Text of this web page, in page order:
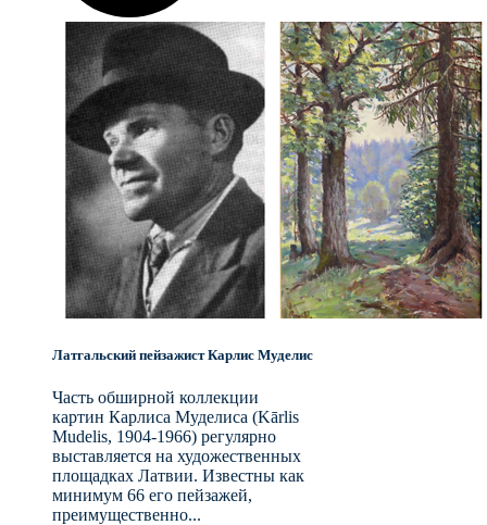
Латгальский пейзажист Карлис Муделис
Часть обширной коллекции
картин Карлиса Муделиса (Kārlis
Mudelis, 1904-1966) регулярно
выставляется на художественных
площадках Латвии. Известны как
минимум 66 его пейзажей,
преимущественно...